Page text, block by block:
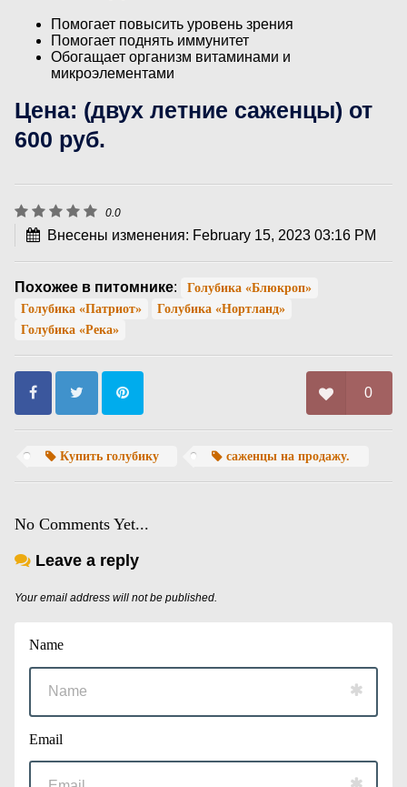
Помогает повысить уровень зрения
Помогает поднять иммунитет
Обогащает организм витаминами и
микроэлементами
Цена: (двух летние саженцы) от
600 руб.
0.0
Внесены изменения: February 15, 2023 03:16 PM
Похожее в питомнике:
Голубика «Блюкроп»
Голубика «Патриот»
Голубика «Нортланд»
Голубика «Река»
0
Купить голубику саженцы на продажу.
No Comments Yet...
Leave a reply
Your email address will not be published.
Name
Email